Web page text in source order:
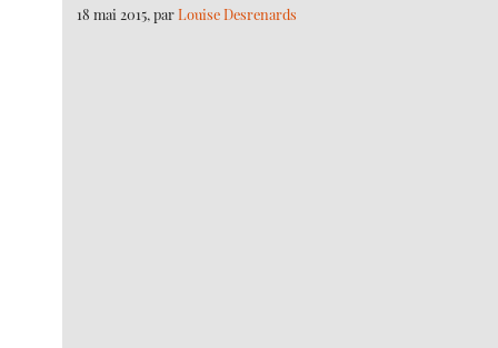
18 mai 2015, parLouise Desrenards